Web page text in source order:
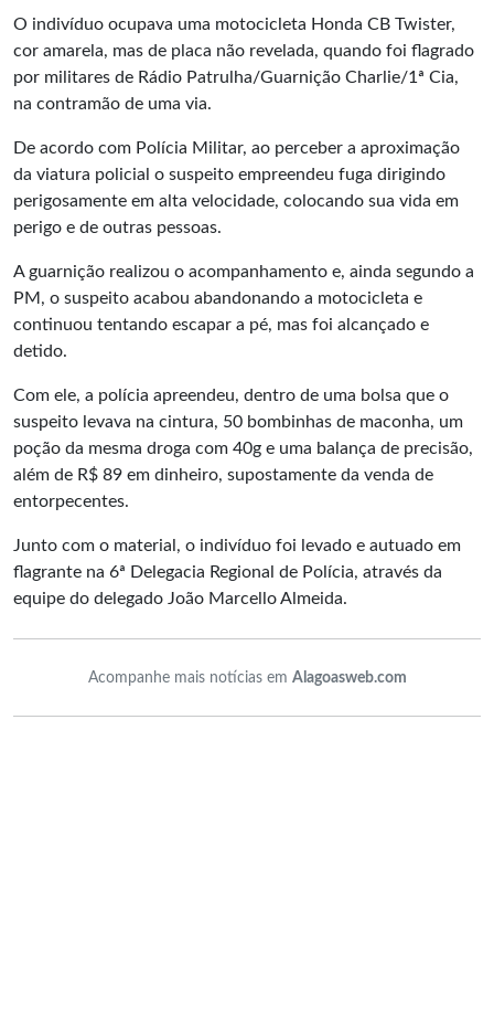
O indivíduo ocupava uma motocicleta Honda CB Twister,
cor amarela, mas de placa não revelada, quando foi flagrado
por militares de Rádio Patrulha/Guarnição Charlie/1ª Cia,
na contramão de uma via.
De acordo com Polícia Militar, ao perceber a aproximação
da viatura policial o suspeito empreendeu fuga dirigindo
perigosamente em alta velocidade, colocando sua vida em
perigo e de outras pessoas.
A guarnição realizou o acompanhamento e, ainda segundo a
PM, o suspeito acabou abandonando a motocicleta e
continuou tentando escapar a pé, mas foi alcançado e
detido.
Com ele, a polícia apreendeu, dentro de uma bolsa que o
suspeito levava na cintura, 50 bombinhas de maconha, um
poção da mesma droga com 40g e uma balança de precisão,
além de R$ 89 em dinheiro, supostamente da venda de
entorpecentes.
Junto com o material, o indivíduo foi levado e autuado em
flagrante na 6ª Delegacia Regional de Polícia, através da
equipe do delegado João Marcello Almeida.
Acompanhe mais notícias em Alagoasweb.com